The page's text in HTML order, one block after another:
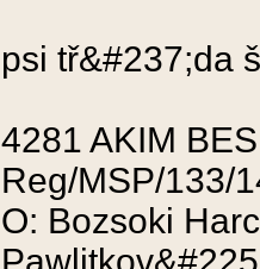
psi tř&#237;da
4281 AKIM
Reg/MSP/133/
O: Bozsoki